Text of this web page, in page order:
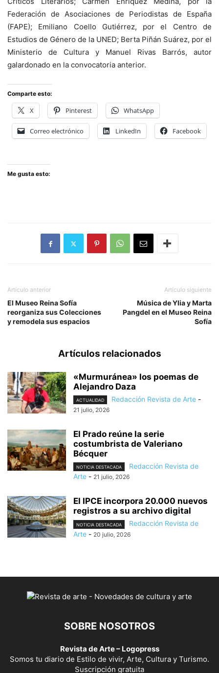
Federación de Asociaciones de Periodistas de España
(FAPE); Emiliano Coello Gutiérrez, por el Centro de
Estudios de Género de la UNED; Berta Piñán Suárez, por el
Ministerio de Cultura y Manuel Rivas Barrós, autor
galardonado en la convocatoria anterior.
Comparte esto:
X Pinterest WhatsApp
Correo electrónico LinkedIn Facebook
Me gusta esto:
Artículo anterior
El Museo Reina Sofía
reorganiza sus Colecciones
y remodela sus espacios
Artículo siguiente
Música de Ylia y Marta
Pangdel en el Museo Reina
Sofía
Artículos relacionados
«Murmuránea» los poemas de
Alejandro Daza
ACTUALIDAD Redacción Revista de Arte -
21 julio, 2026
El Prado reúne la serie
costumbrista de Valeriano
Bécquer
NOTICIA DESTACADA
Redacción Revista de
Arte - 21 julio, 2026
El IPCE incorpora 20.000 nuevos
registros a su archivo digital
NOTICIA DESTACADA
Redacción Revista de
Arte - 20 julio, 2026
SOBRE NOSOTROS
Revista de Arte – Logopress
Somos tu diario de Estilo de vivir, Arte, Cultura y Turismo.
Suscripción gratuita